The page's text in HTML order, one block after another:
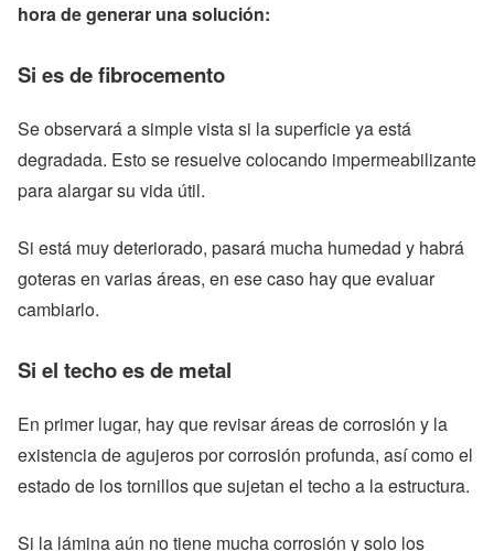
hora de generar una solución:
Si es de fibrocemento
Se observará a simple vista si la superficie ya está
degradada. Esto se resuelve colocando impermeabilizante
para alargar su vida útil.
Si está muy deteriorado, pasará mucha humedad y habrá
goteras en varias áreas, en ese caso hay que evaluar
cambiarlo.
Si el techo es de metal
En primer lugar, hay que revisar áreas de corrosión y la
existencia de agujeros por corrosión profunda, así como el
estado de los tornillos que sujetan el techo a la estructura.
Si la lámina aún no tiene mucha corrosión y solo los